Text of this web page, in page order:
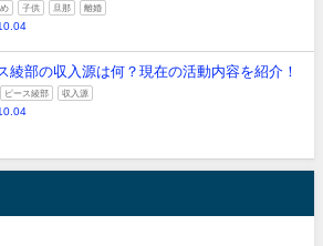
子供 旦那 離婚
綾部の収入源は何？現在の活動内容を紹介！
ピース綾部 収入源